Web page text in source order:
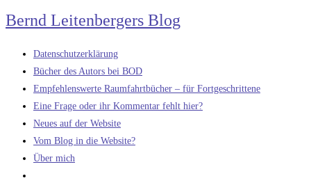
Zum
Inhalt
springen
Bernd Leitenbergers Blog
Datenschutzerklärung
Bücher des Autors bei BOD
Empfehlenswerte Raumfahrtbücher – für Fortgeschrittene
Eine Frage oder ihr Kommentar fehlt hier?
Neues auf der Website
Vom Blog in die Website?
Über mich